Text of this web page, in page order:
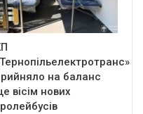
на баланс
вісім нових